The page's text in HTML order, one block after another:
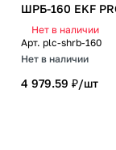
ШРБ-160 EKF
Нет в наличии
Арт. plc-shrb-160
Нет в наличии
4 979.59 ₽/шт